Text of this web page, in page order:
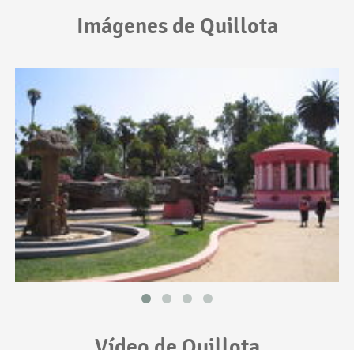
Imágenes de Quillota